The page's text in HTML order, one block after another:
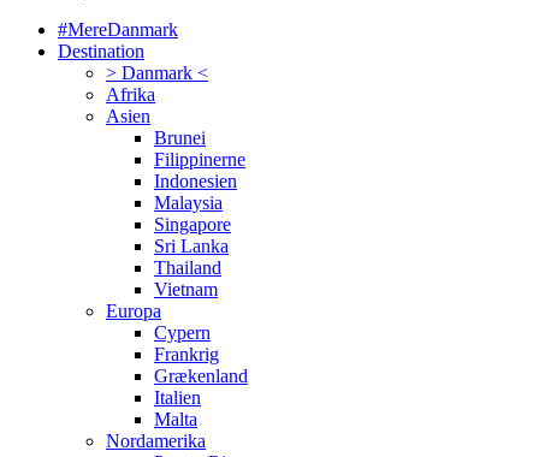
#MereDanmark
Destination
> Danmark <
Afrika
Asien
Brunei
Filippinerne
Indonesien
Malaysia
Singapore
Sri Lanka
Thailand
Vietnam
Europa
Cypern
Frankrig
Grækenland
Italien
Malta
Nordamerika